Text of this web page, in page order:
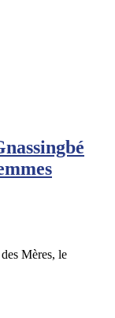
Mères, le